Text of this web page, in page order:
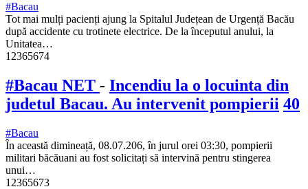
#Bacau
Tot mai mulți pacienți ajung la Spitalul Județean de Urgență Bacău
după accidente cu trotinete electrice. De la începutul anului, la
Unitatea…
12365674
#Bacau NET - Incendiu la o locuinta din
judetul Bacau. Au intervenit pompierii 40
#Bacau
În această dimineață, 08.07.206, în jurul orei 03:30, pompierii
militari băcăuani au fost solicitați să intervină pentru stingerea
unui…
12365673